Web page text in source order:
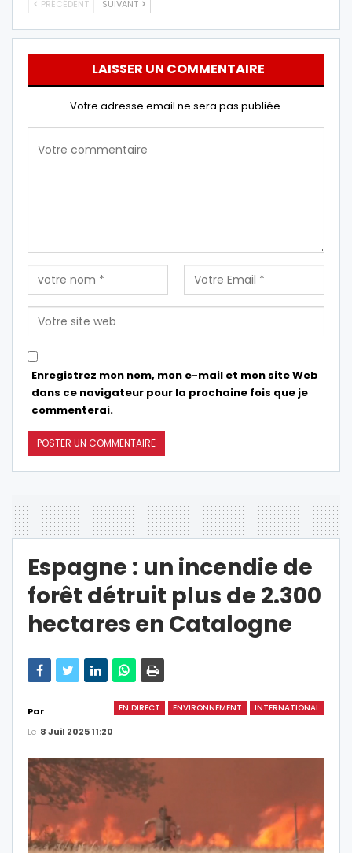
PRÉCÉDENT SUIVANT
LAISSER UN COMMENTAIRE
Votre adresse email ne sera pas publiée.
Enregistrez mon nom, mon e-mail et mon site Web
dans ce navigateur pour la prochaine fois que je
commenterai.
Espagne : un incendie de
forêt détruit plus de 2.300
hectares en Catalogne
EN DIRECT ENVIRONNEMENT INTERNATIONAL
Par
Le 8 Juil 2025 11:20